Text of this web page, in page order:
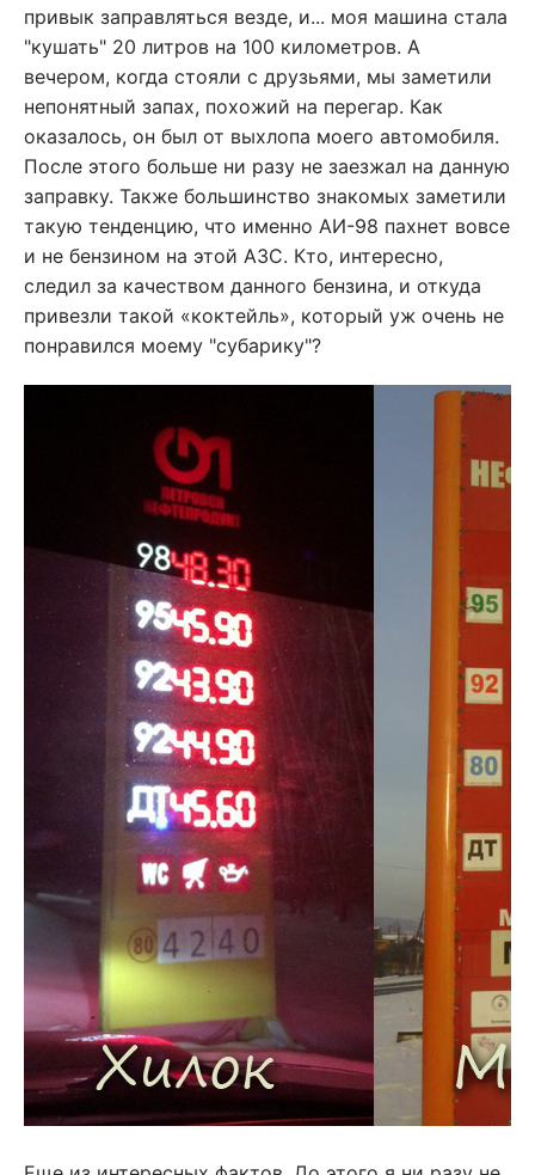
привык заправляться везде, и... моя машина стала
"кушать" 20 литров на 100 километров. А
вечером, когда стояли с друзьями, мы заметили
непонятный запах, похожий на перегар. Как
оказалось, он был от выхлопа моего автомобиля.
После этого больше ни разу не заезжал на данную
заправку. Также большинство знакомых заметили
такую тенденцию, что именно АИ-98 пахнет вовсе
и не бензином на этой АЗС. Кто, интересно,
следил за качеством данного бензина, и откуда
привезли такой «коктейль», который уж очень не
понравился моему "субарику"?